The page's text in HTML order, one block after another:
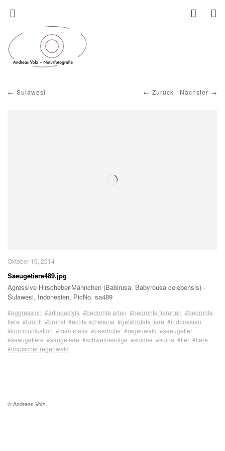
Zurück Nächster
Sulawesi
Oktober 19, 2014
Saeugetiere489.jpg
Agressive Hirscheber-Männchen (Babirusa, Babyrousa celebensis) -
Sulawesi, Indonesien, PicNo. sa489
#aggression #artiodactyla #bedrohte arten #bedrohte tierarten #bedrohte
tiere #brunft #brunst #echte schweine #gefährdete tiere #indonesien
#kommunikation #mammalia #paarhufer #regenwald #saeugetier
#saeugetiere #säugetiere #schweineartige #suidae #suina #tier #tiere
#tropischer regenwald
© Andreas Volz